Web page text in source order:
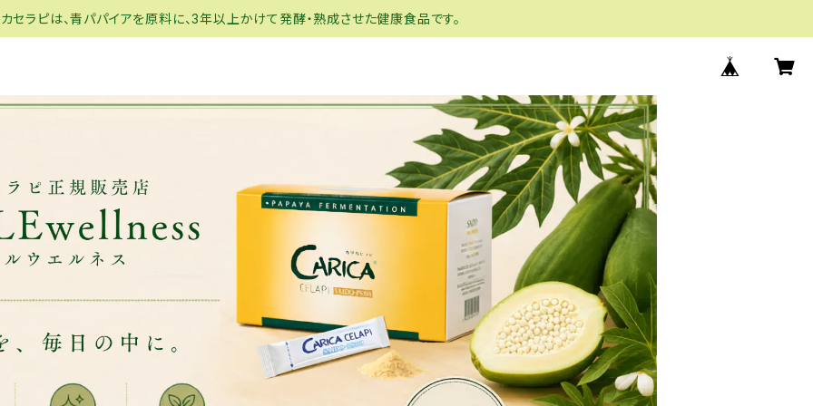
セラピは、青パパイアを原料に、3年以上かけて発酵・熟成させた健康食品です。